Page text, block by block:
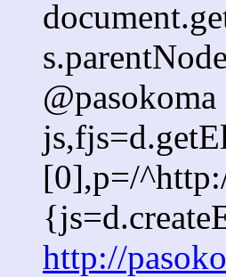
[0],p=/
http://